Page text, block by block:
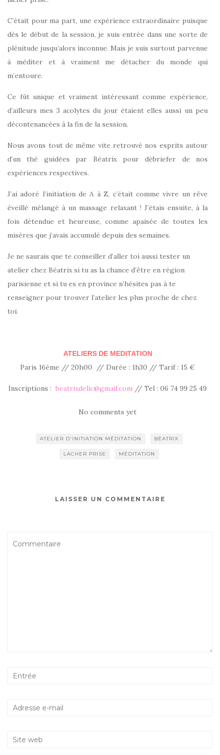
C’était pour ma part, une expérience extraordinaire puisque
dès le début de la session, je suis entrée dans une sorte de
plénitude jusqu’alors inconnue. Mais je suis surtout parvenue
à méditer et à vraiment me détacher du monde qui
m’entoure.
Ce fût unique et vraiment intéressant comme expérience,
d’ailleurs mes 3 acolytes du jour étaient elles aussi un peu
décontenancées à la fin de la session.
Nous avons tout de même vite retrouvé nos esprits autour
d’un thé guidées par Béatrix pour débriefer de nos
expériences respectives.
J’ai adoré l’initiation de A à Z, c’était comme vivre un rêve
éveillé mélangé à un massage relaxant ! J’étais ensuite, à la
fois détendue et heureuse, comme apaisée de toutes les
misères que j’avais accumulé depuis des semaines.
Je ne saurais que te conseiller d’aller toi aussi tester un
atelier chez Béatrix si tu as la chance d’être en région
parisienne et si tu es en province n’hésites pas à te
renseigner pour trouver l’atelier les plus proche de chez
toi.
ATELIERS DE MEDITATION
Paris 16ème // 20h00 // Durée : 1h30 // Tarif : 15 €
Inscriptions : beatrixdelic@gmail.com // Tel : 06 74 99 25 49
No comments yet
ATELIER D'INITIATION MÉDITATION BÉATRIX
LACHER PRISE MÉDITATION
LAISSER UN COMMENTAIRE